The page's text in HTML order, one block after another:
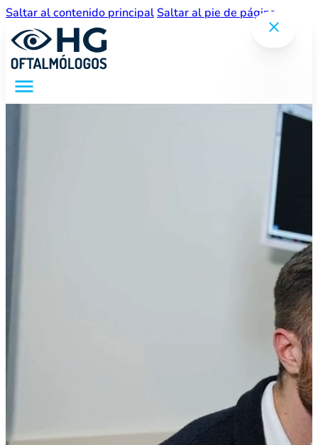
Saltar al contenido principalSaltar al pie de página